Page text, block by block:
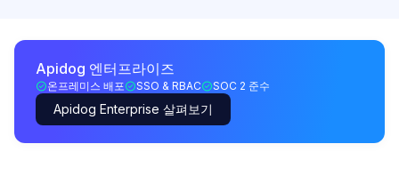
Apidog 엔터프라이즈
온프레미스 배포 SSO & RBAC SOC 2 준수
Apidog Enterprise 살펴보기